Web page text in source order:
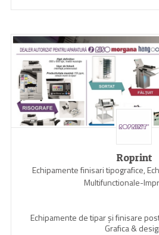
Roprint
Echipamente finisari tipografice,
Multifunctionale-
Echipamente de tipar și finisare
Grafica &